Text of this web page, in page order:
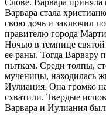
Слове. Варвара приняла
Варвара стала
свою дочь и заключил
правителю города
Ночью в темнице святой
ее раны. Тогда Варвару
пыткам. Среди толпы,
мученицы, находилась
Иулиания. Она громко
схватили. Твердые
Варвара и Иулиания